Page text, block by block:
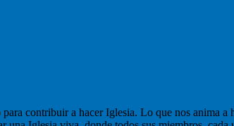
contribuir a hacer Iglesia. Lo que nos anima a